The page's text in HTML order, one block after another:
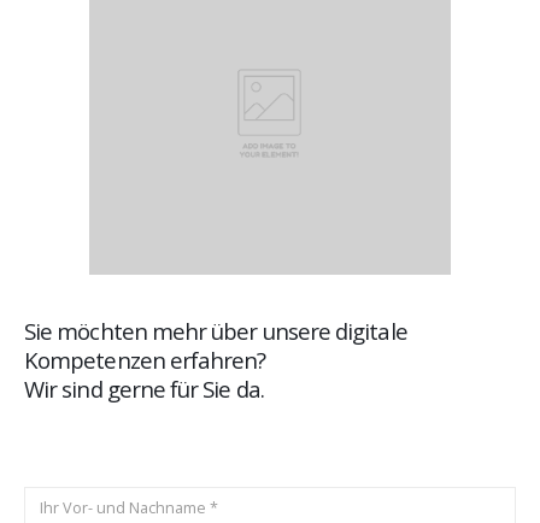
Sie möchten mehr über unsere digitale
Kompetenzen erfahren?
Wir sind gerne für Sie da.